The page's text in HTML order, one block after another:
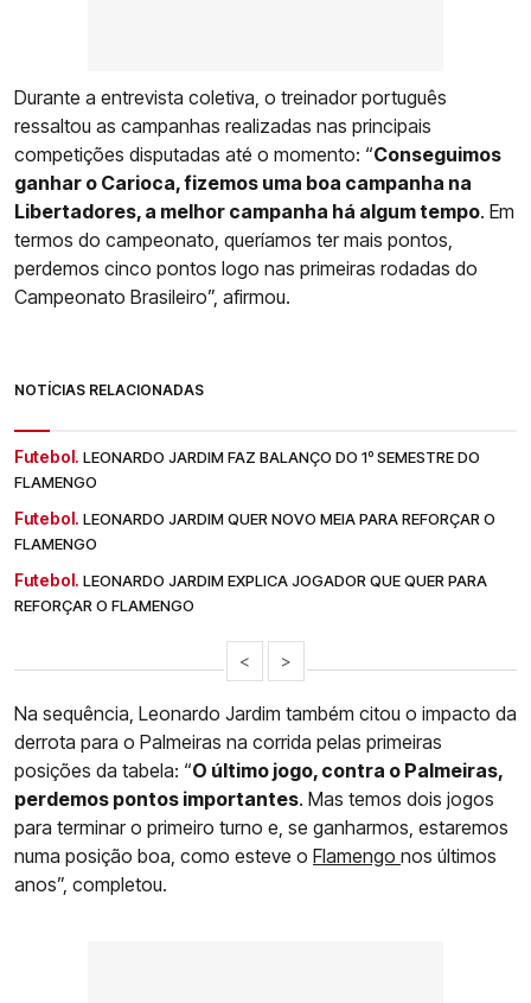
Durante a entrevista coletiva, o treinador português
ressaltou as campanhas realizadas nas principais
competições disputadas até o momento: “Conseguimos
ganhar o Carioca, fizemos uma boa campanha na
Libertadores, a melhor campanha há algum tempo. Em
termos do campeonato, queríamos ter mais pontos,
perdemos cinco pontos logo nas primeiras rodadas do
Campeonato Brasileiro”, afirmou.
NOTÍCIAS RELACIONADAS
Futebol. LEONARDO JARDIM FAZ BALANÇO DO 1º SEMESTRE DO
FLAMENGO
Futebol. LEONARDO JARDIM QUER NOVO MEIA PARA REFORÇAR O
FLAMENGO
Futebol. LEONARDO JARDIM EXPLICA JOGADOR QUE QUER PARA
REFORÇAR O FLAMENGO
< >
Na sequência, Leonardo Jardim também citou o impacto da
derrota para o Palmeiras na corrida pelas primeiras
posições da tabela: “O último jogo, contra o Palmeiras,
perdemos pontos importantes. Mas temos dois jogos
para terminar o primeiro turno e, se ganharmos, estaremos
numa posição boa, como esteve o Flamengo nos últimos
anos”, completou.